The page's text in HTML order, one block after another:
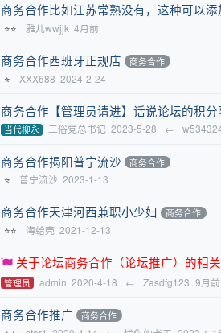
商务合作比如江苏常熟没有，这种可以添
⭐⭐ 雅儿wwjjk 4月前
商务合作西班牙正规店 商务合作
⭐ XXX688 2024-2-24
商务合作【管理员请进】话说论坛的积
当代柳永 三俗党总书记 2023-5-28 ←
商务合作揭阳普宁流沙 商务合作
⭐ 普宁流沙 2023-1-13
商务合作天津河西兼职小少妇 商务合作
⭐⭐ 海蛤壳 2021-12-13
关于论坛商务合作（论坛推广）的相
管理员 admin 2020-4-18 ← Zasdfg123 9月前
商务合作推广 商务合作